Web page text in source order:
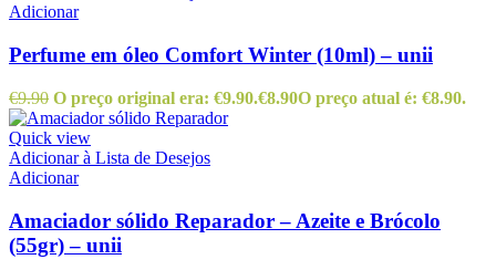
Adicionar
Perfume em óleo Comfort Winter (10ml) – unii
€9.90 O preço original era: €9.90.€8.90O preço atual é: €8.90.
Quick view
Adicionar à Lista de Desejos
Adicionar
Amaciador sólido Reparador – Azeite e Brócolo
(55gr) – unii